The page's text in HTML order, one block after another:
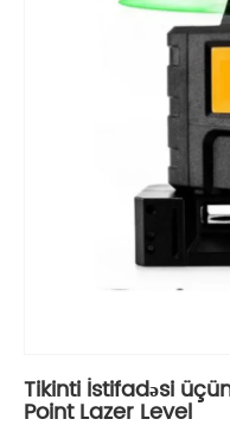
Tikinti İstifadəsi
Point Lazer Level